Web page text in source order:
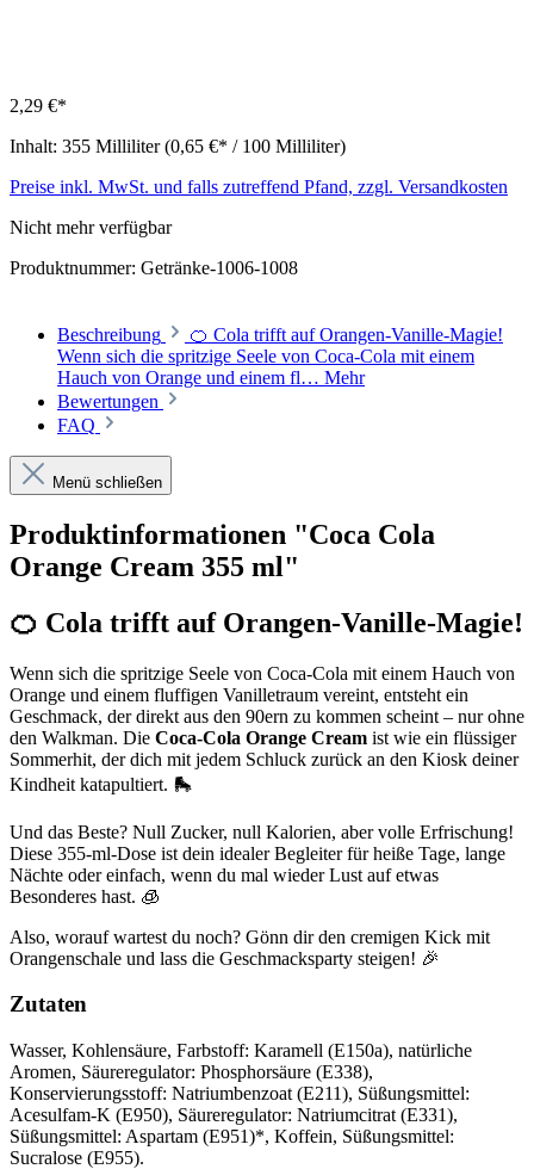
2,29 €*
Inhalt: 355 Milliliter(0,65 €* / 100 Milliliter)
Preise inkl. MwSt. und falls zutreffend Pfand, zzgl. Versandkosten
Nicht mehr verfügbar
Produktnummer: Getränke-1006-1008
Beschreibung
🍊 Cola trifft auf Orangen-Vanille-Magie!
Wenn sich die spritzige Seele von Coca-Cola mit einem
Hauch von Orange und einem fl… Mehr
Bewertungen
FAQ
Menü schließen
Produktinformationen "Coca Cola
Orange Cream 355 ml"
🍊 Cola trifft auf Orangen-Vanille-Magie!
Wenn sich die spritzige Seele von Coca-Cola mit einem Hauch von
Orange und einem fluffigen Vanilletraum vereint, entsteht ein
Geschmack, der direkt aus den 90ern zu kommen scheint – nur ohne
den Walkman. Die Coca-Cola Orange Cream ist wie ein flüssiger
Sommerhit, der dich mit jedem Schluck zurück an den Kiosk deiner
Kindheit katapultiert. 🛼
Und das Beste? Null Zucker, null Kalorien, aber volle Erfrischung!
Diese 355-ml-Dose ist dein idealer Begleiter für heiße Tage, lange
Nächte oder einfach, wenn du mal wieder Lust auf etwas
Besonderes hast. 🧊
Also, worauf wartest du noch? Gönn dir den cremigen Kick mit
Orangenschale und lass die Geschmacksparty steigen! 🎉
Zutaten
Wasser, Kohlensäure, Farbstoff: Karamell (E150a), natürliche
Aromen, Säureregulator: Phosphorsäure (E338),
Konservierungsstoff: Natriumbenzoat (E211), Süßungsmittel:
Acesulfam-K (E950), Säureregulator: Natriumcitrat (E331),
Süßungsmittel: Aspartam (E951)*, Koffein, Süßungsmittel:
Sucralose (E955).